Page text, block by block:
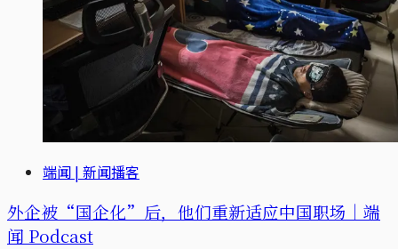
端闻 | 新闻播客
外企被“国企化”后，他们重新适应中国职场｜端
闻 Podcast